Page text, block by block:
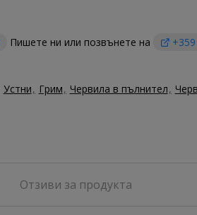
Пишете ни или позвънете на
Устни Грим Червила в пълнител
Отзиви за продукта